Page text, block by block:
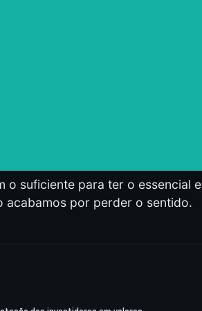
o suficiente para ter o essencial e
acabamos por perder o sentido.